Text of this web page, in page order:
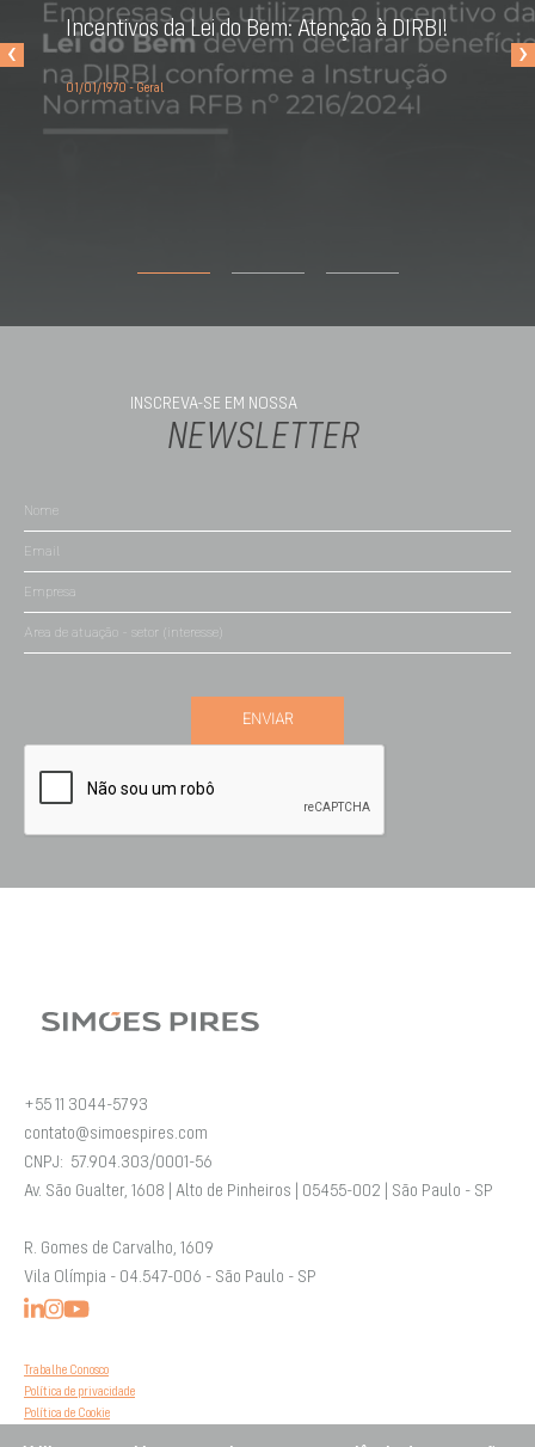
Incentivos da Lei do Bem: Atenção à DIRBI!
01/01/1970 - Geral
‹ ›
INSCREVA-SE EM NOSSA
NEWSLETTER
+55 11 3044-5793
contato@simoespires.com
CNPJ: 57.904.303/0001-56
Av. São Gualter, 1608 | Alto de Pinheiros | 05455-002 | São Paulo - SP
R. Gomes de Carvalho, 1609
Vila Olímpia - 04.547-006 - São Paulo - SP
Trabalhe Conosco
Política de privacidade
Política de Cookie